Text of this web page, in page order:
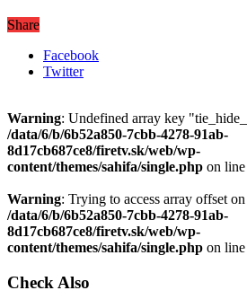
Share
Facebook
Twitter
Warning: Undefined array key
/data/6/b/6b52a850-7cbb-4278-91ab-
8d17cb687ce8/firetv.sk/web/wp-
content/themes/sahifa/single.php on line
Warning: Trying to access array offset
/data/6/b/6b52a850-7cbb-4278-91ab-
8d17cb687ce8/firetv.sk/web/wp-
content/themes/sahifa/single.php on line
Check Also